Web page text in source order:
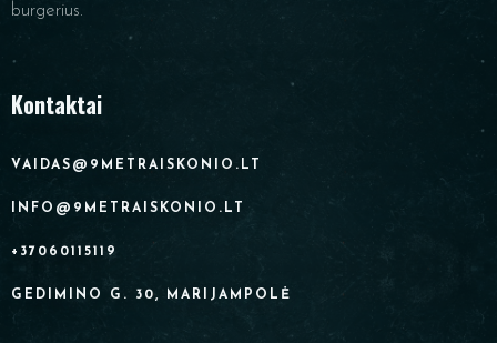
burgerius.
Kontaktai
VAIDAS@9METRAISKONIO.LT
INFO@9METRAISKONIO.LT
+37060115119
GEDIMINO G. 30, MARIJAMPOLĖ